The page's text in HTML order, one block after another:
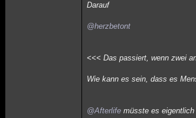
Darauf
@herzbetont
<<<Das passiert, wenn zwei
Wie kann es sein, dass es
@Afterlife müsste es eigentlich